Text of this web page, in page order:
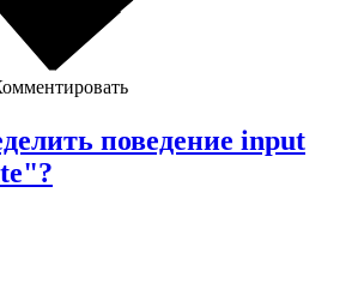
поведение input